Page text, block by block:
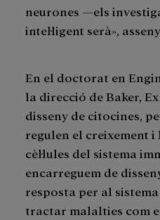
neurones —els
intel·ligent serà»,
En el doctorat en
la direcció de Baker,
disseny de citocines,
regulen el creixement i
cèl·lules del sistema
encarreguem de
resposta per al
tractar malalties com